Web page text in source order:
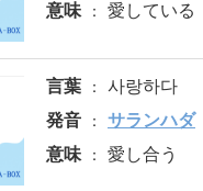
意味
愛している
言葉
사랑하다
発音
サランハダ
意味
愛し合う